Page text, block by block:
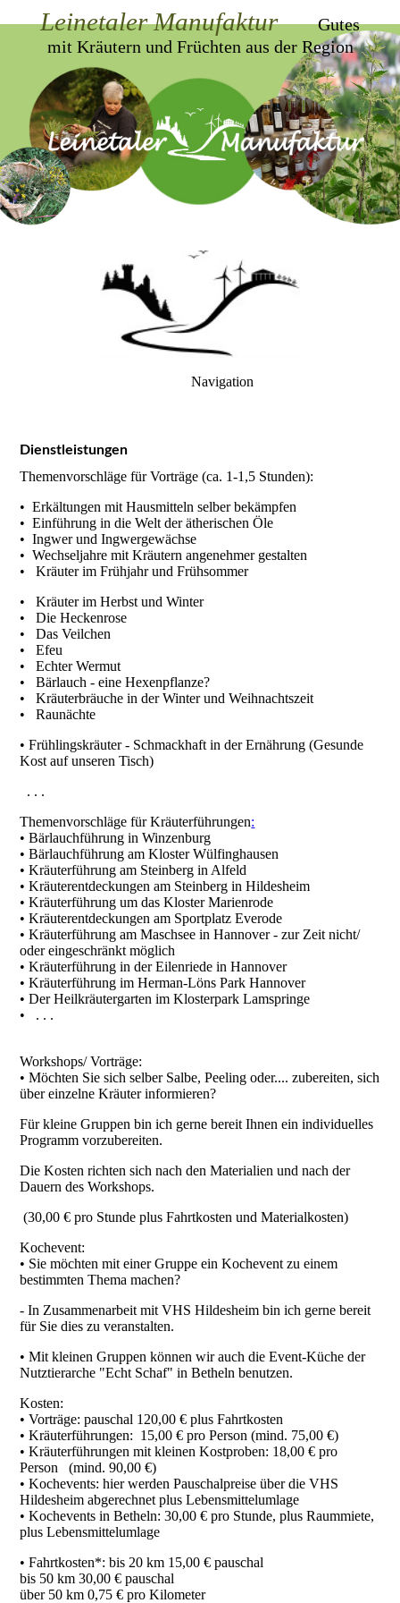
Leinetaler Manufaktur
Gutes
mit Kräutern und Früchten aus der Region
Navigation
Dienstleistungen
Themenvorschläge für Vorträge (ca. 1-1,5 Stunden):
• Erkältungen mit Hausmitteln selber bekämpfen
• Einführung in die Welt der ätherischen Öle
• Ingwer und Ingwergewächse
• Wechseljahre mit Kräutern angenehmer gestalten
• Kräuter im Frühjahr und Frühsommer
• Kräuter im Herbst und Winter
• Die Heckenrose
• Das Veilchen
• Efeu
• Echter Wermut
• Bärlauch - eine Hexenpflanze?
• Kräuterbräuche in der Winter und Weihnachtszeit
• Raunächte
• Frühlingskräuter - Schmackhaft in der Ernährung (Gesunde
Kost auf unseren Tisch)
. . .
Themenvorschläge für Kräuterführungen:
• Bärlauchführung in Winzenburg
• Bärlauchführung am Kloster Wülfinghausen
• Kräuterführung am Steinberg in Alfeld
• Kräuterentdeckungen am Steinberg in Hildesheim
• Kräuterführung um das Kloster Marienrode
• Kräuterentdeckungen am Sportplatz Everode
• Kräuterführung am Maschsee in Hannover - zur Zeit nicht/
oder eingeschränkt möglich
• Kräuterführung in der Eilenriede in Hannover
• Kräuterführung im Herman-Löns Park Hannover
• Der Heilkräutergarten im Klosterpark Lamspringe
• . . .
Workshops/ Vorträge:
• Möchten Sie sich selber Salbe, Peeling oder.... zubereiten, sich
über einzelne Kräuter informieren?
Für kleine Gruppen bin ich gerne bereit Ihnen ein individuelles
Programm vorzubereiten.
Die Kosten richten sich nach den Materialien und nach der
Dauern des Workshops.
(30,00 € pro Stunde plus Fahrtkosten und Materialkosten)
Kochevent:
• Sie möchten mit einer Gruppe ein Kochevent zu einem
bestimmten Thema machen?
- In Zusammenarbeit mit VHS Hildesheim bin ich gerne bereit
für Sie dies zu veranstalten.
• Mit kleinen Gruppen können wir auch die Event-Küche der
Nutztierarche "Echt Schaf" in Betheln benutzen.
Kosten:
• Vorträge: pauschal 120,00 € plus Fahrtkosten
• Kräuterführungen: 15,00 € pro Person (mind. 75,00 €)
• Kräuterführungen mit kleinen Kostproben: 18,00 € pro
Person (mind. 90,00 €)
• Kochevents: hier werden Pauschalpreise über die VHS
Hildesheim abgerechnet plus Lebensmittelumlage
• Kochevents in Betheln: 30,00 € pro Stunde, plus Raummiete,
plus Lebensmittelumlage
• Fahrtkosten*: bis 20 km 15,00 € pauschal
bis 50 km 30,00 € pauschal
über 50 km 0,75 € pro Kilometer